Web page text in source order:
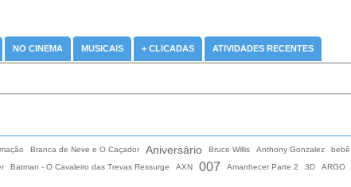
NO CINEMA MUSICAIS + CLICADAS ATIVIDADES RECENTES
Branca de Neve e O Caçador Aniversário Bruce Willis Anthony Gonzalez bebê
Batman - O Cavaleiro das Trevas Ressurge AXN 007 Amanhecer Parte 2 3D ARGO